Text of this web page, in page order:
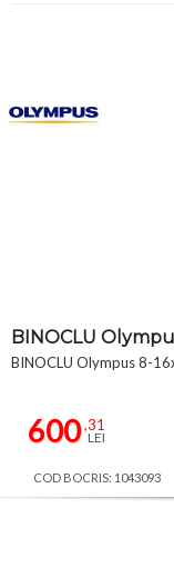
BINOCLU
BINOCLU Olympus 8-
600,31
LEI
COD BOCRIS: 1043093